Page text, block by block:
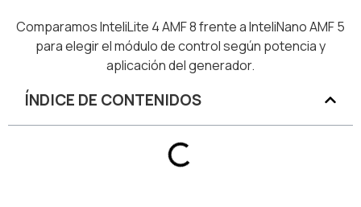
Comparamos InteliLite 4 AMF 8 frente a InteliNano AMF 5
para elegir el módulo de control según potencia y
aplicación del generador.
ÍNDICE DE CONTENIDOS